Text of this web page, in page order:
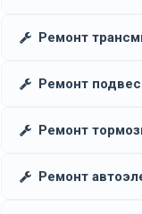
Ремонт
Ремонт
Ремонт
Ремонт